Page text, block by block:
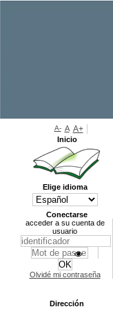
A- A A+
Inicio
Elige idioma
Conectarse
acceder a su cuenta de
usuario
Olvidé mi contraseña
Dirección